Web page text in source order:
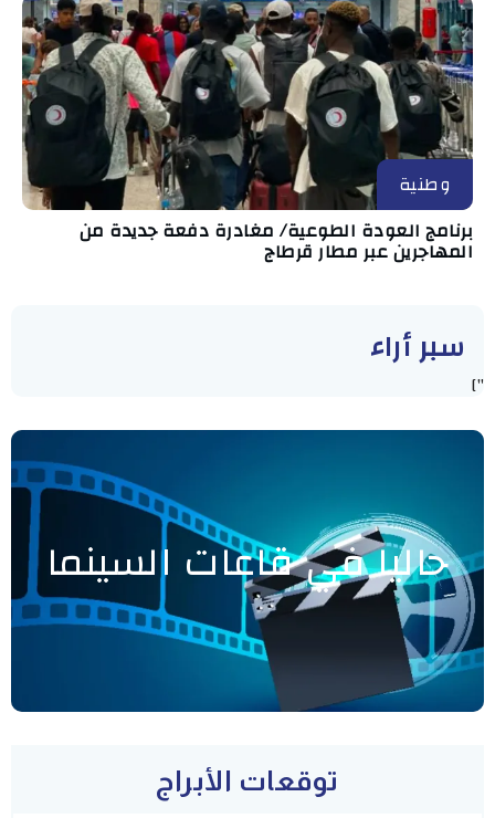
وطنية
برنامج العودة الطوعية/ مغادرة دفعة جديدة من
المهاجرين عبر مطار قرطاج
سبر أراء
"]
حاليا في قاعات السينما
توقعات الأبراج